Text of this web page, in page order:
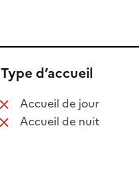
Type d’accueil
Accueil de jour
: non
Accueil de nuit
: non